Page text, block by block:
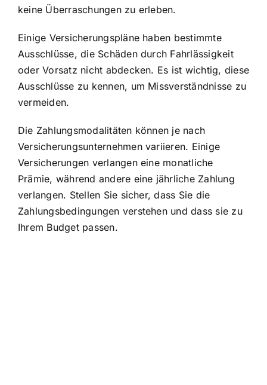
keine Überraschungen zu erleben.
Einige Versicherungspläne haben bestimmte
Ausschlüsse, die Schäden durch Fahrlässigkeit
oder Vorsatz nicht abdecken. Es ist wichtig, diese
Ausschlüsse zu kennen, um Missverständnisse zu
vermeiden.
Die Zahlungsmodalitäten können je nach
Versicherungsunternehmen variieren. Einige
Versicherungen verlangen eine monatliche
Prämie, während andere eine jährliche Zahlung
verlangen. Stellen Sie sicher, dass Sie die
Zahlungsbedingungen verstehen und dass sie zu
Ihrem Budget passen.